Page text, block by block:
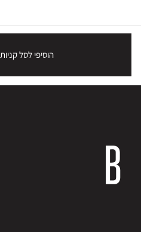
הוסיפי לסל קניות